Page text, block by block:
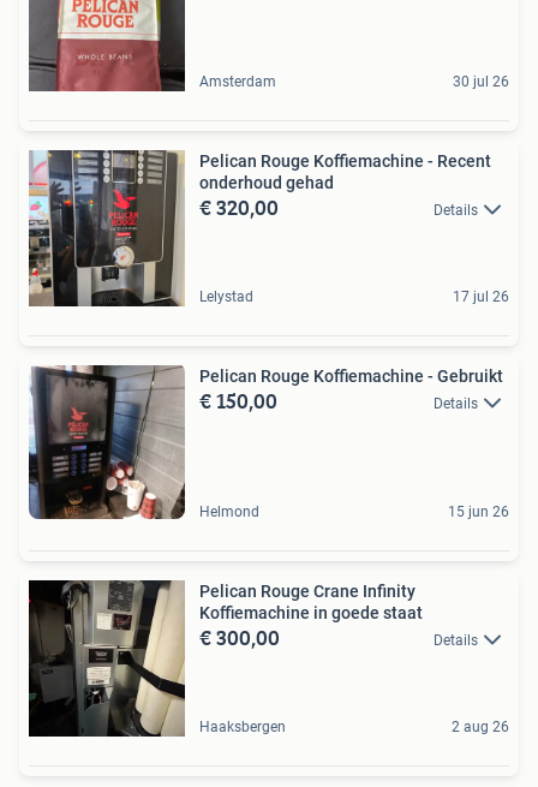
Amsterdam 30 jul 26
Pelican Rouge Koffiemachine - Recent
onderhoud gehad
€ 320,00 Details
Lelystad 17 jul 26
Pelican Rouge Koffiemachine - Gebruikt
€ 150,00 Details
Helmond 15 jun 26
Pelican Rouge Crane Infinity
Koffiemachine in goede staat
€ 300,00 Details
Haaksbergen 2 aug 26